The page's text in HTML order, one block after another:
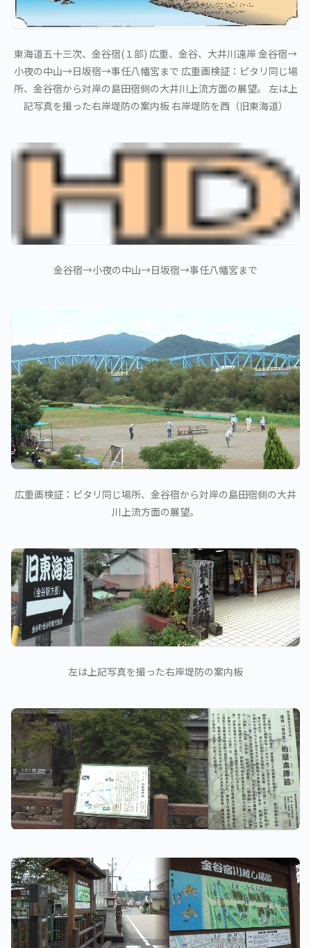
東海道五十三次、金谷宿(１部) 広重、金谷、大井川遠岸 金谷宿→
小夜の中山→日坂宿→事任八幡宮まで 広重画検証：ピタリ同じ場
所、金谷宿から対岸の島田宿側の大井川上流方面の展望。 左は上
記写真を撮った右岸堤防の案内板 右岸堤防を西（旧東海道）
金谷宿→小夜の中山→日坂宿→事任八幡宮まで
広重画検証：ピタリ同じ場所、金谷宿から対岸の島田宿側の大井
川上流方面の展望。
左は上記写真を撮った右岸堤防の案内板